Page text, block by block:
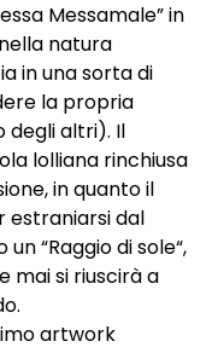
Messamale” in
natura
in una sorta di
la propria
degli altri). Il
lolliana rinchiusa
in quanto il
estraniarsi dal
“Raggio di sole“,
mai si riuscirà a
artwork